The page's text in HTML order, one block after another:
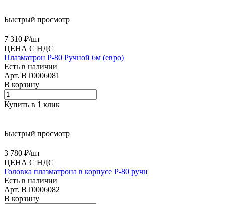
Быстрый просмотр
7 310 ₽/шт
ЦЕНА С НДС
Плазматрон P-80 Ручной 6м (евро)
Есть в наличии
Арт. BT0006081
В корзину
Купить в 1 клик
Быстрый просмотр
3 780 ₽/шт
ЦЕНА С НДС
Головка плазматрона в корпусе P-80 ручн
Есть в наличии
Арт. BT0006082
В корзину